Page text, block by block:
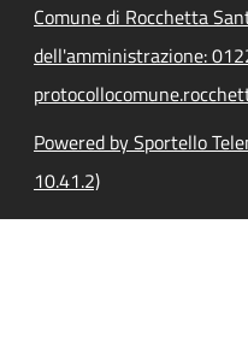
Comune di Rocchetta
dell'amministrazione:
Powered by Sportello
10.41.2)